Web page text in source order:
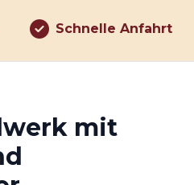
Schnelle Anfahrt
mit